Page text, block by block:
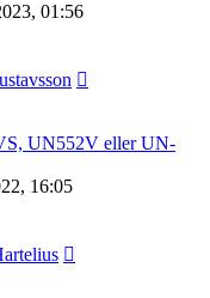
01:56
UN552V eller UN-
16:05